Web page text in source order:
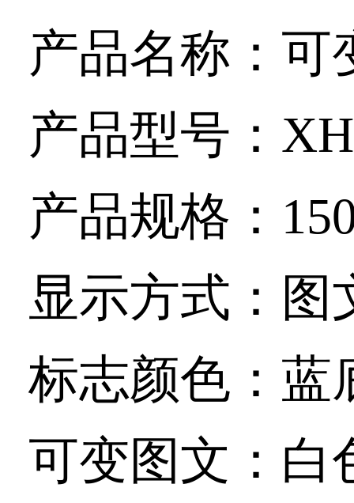
产品名称：可
产品型号：
产品规格：
显示方式：图
标志颜色：蓝
可变图文：白